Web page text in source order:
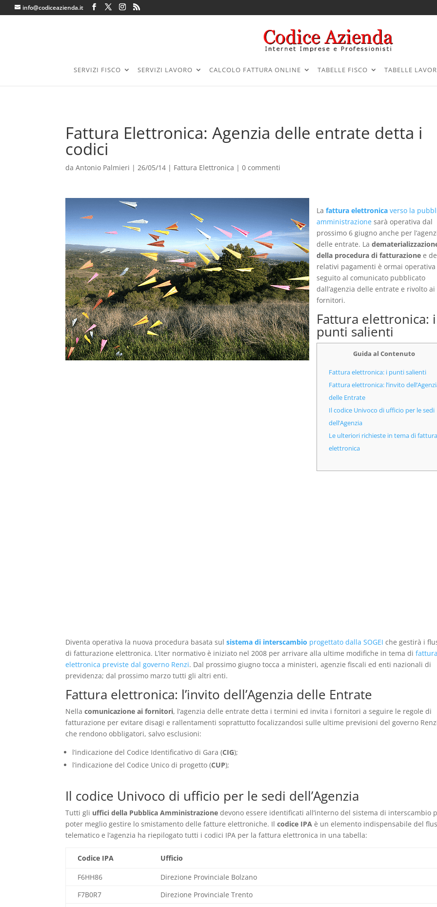
info@codiceazienda.it
SERVIZI FISCO SERVIZI LAVORO CALCOLO FATTURA ONLINE TABELLE FISCO TABELLE
Fattura Elettronica: Agenzia delle entrate detta i
codici
daAntonio Palmieri |26/05/14 | Fattura Elettronica |0 commenti
Lafattura elettronica verso la
amministrazionesarà operativa dal
prossimo 6 giugno anche per
delle entrate. La
della procedura di fatturazionee
relativi pagamenti è ormai
seguito al comunicato pubblicato
dall’agenzia delle entrate e rivolto ai
fornitori.
Fattura elettronica: i
punti salienti
Guida al Contenuto
Fattura elettronica: i punti salienti
Fattura elettronica: l’invito
delle Entrate
Il codice Univoco di ufficio per le sedi
dell’Agenzia
Le ulteriori richieste in tema di fattura
elettronica
Diventa operativa la nuova procedura basata sulsistema di interscambio progettato dalla SOGEIche gestirà i
di fatturazione elettronica. L’iter normativo è iniziato nel 2008 per arrivare alla ultime modifiche in tema difattura
elettronica previste dal governo Renzi. Dal prossimo giugno tocca a ministeri, agenzie fiscali ed enti nazionali di
previdenza; dal prossimo marzo tutti gli altri enti.
Fattura elettronica: l’invito dell’Agenzia delle Entrate
Nellacomunicazione ai fornitori, l’agenzia delle entrate detta i termini ed invita i fornitori a seguire le regole di
fatturazione per evitare disagi e rallentamenti soprattutto focalizzandosi sulle ultime previsioni del governo
che rendono obbligatori, salvo esclusioni:
l’indicazione del Codice Identificativo di Gara (CIG);
l’indicazione del Codice Unico di progetto (CUP);
Il codice Univoco di ufficio per le sedi dell’Agenzia
Tutti gli uffici della Pubblica Amministrazionedevono essere identificati all’interno del sistema di interscambio
poter meglio gestire lo smistamento delle fatture elettroniche. Ilcodice IPA è un elemento indispensabile del
telematico e l’agenzia ha riepilogato tutti i codici IPA per la fattura elettronica in una tabella:
Codice IPA Ufficio
F6HH86
Direzione Provinciale Bolzano
F7B0R7
Direzione Provinciale Trento